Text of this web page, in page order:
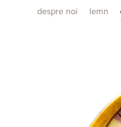
despre noi lemn